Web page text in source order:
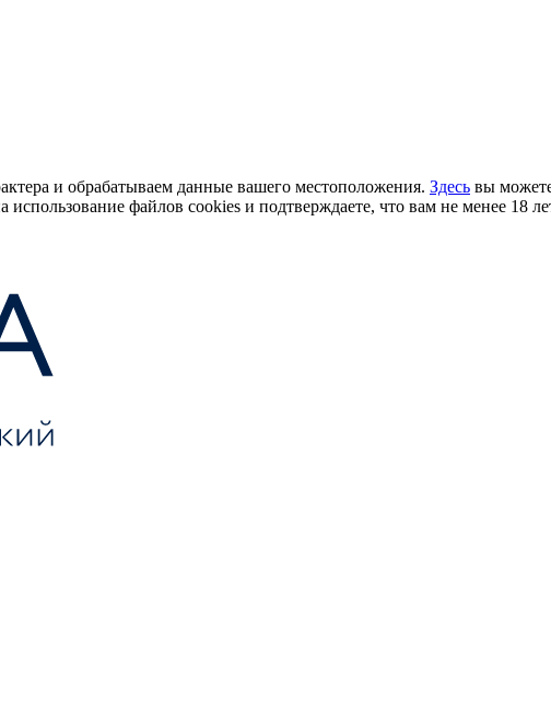
и обрабатываем данные вашего местоположения. Здесь вы
файлов cookies и подтверждаете, что вам не менее 18